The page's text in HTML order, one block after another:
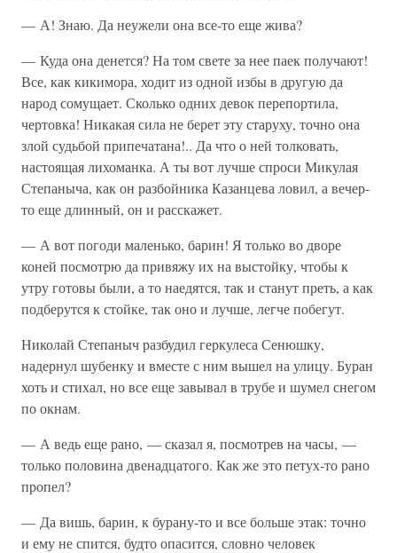
— А! Знаю. Да неужели она все-то еще жива?
— Куда она денется? На том свете за нее паек получают!
Все, как кикимора, ходит из одной избы в другую да
народ сомущает. Сколько одних девок перепортила,
чертовка! Никакая сила не берет эту старуху, точно она
злой судьбой припечатана!.. Да что о ней толковать,
настоящая лихоманка. А ты вот лучше спроси Микулая
Степаныча, как он разбойника Казанцева ловил, а вечер-
то еще длинный, он и расскажет.
— А вот погоди маленько, барин! Я только во дворе
коней посмотрю да привяжу их на выстойку, чтобы к
утру готовы были, а то наедятся, так и станут преть, а как
подберутся к стойке, так оно и лучше, легче побегут.
Николай Степаныч разбудил геркулеса Сенюшку,
надернул шубенку и вместе с ним вышел на улицу. Буран
хоть и стихал, но все еще завывал в трубе и шумел снегом
по окнам.
— А ведь еще рано, — сказал я, посмотрев на часы, —
только половина двенадцатого. Как же это петух-то рано
пропел?
— Да вишь, барин, к бурану-то и все больше этак: точно
и ему не спится, будто опасится, словно человек